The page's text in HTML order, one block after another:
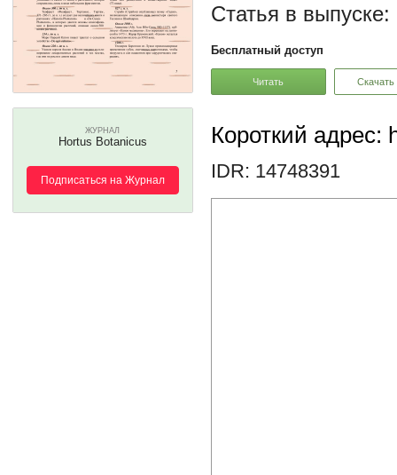
ЖУРНАЛ
Hortus Botanicus
Подписаться на Журнал
Статья в выпуске:
Бесплатный доступ
Читать Скачать
Короткий адрес:
IDR: 14748391